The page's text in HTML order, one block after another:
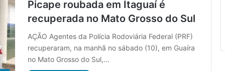
Picape roubada em Itaguaí é
recuperada no Mato Grosso do Sul
AÇÃO Agentes da Polícia Rodoviária Federal (PRF)
recuperaram, na manhã no sábado (10), em Guaíra
no Mato Grosso do Sul,…